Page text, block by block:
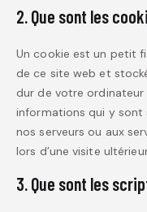
2. Que sont les
Un cookie est un petit
de ce site web et
dur de votre ordinateur
informations qui y sont
nos serveurs ou aux
lors d’une visite
3. Que sont les